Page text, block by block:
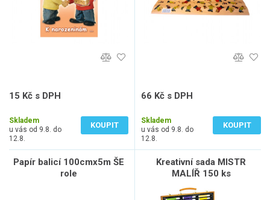
15 Kč s DPH
Skladem
u vás od 9.8. do
12.8.
KOUPIT
66 Kč s DPH
Skladem
u vás od 9.8. do
12.8.
KOUPIT
Papír balicí 100cmx5m ŠE
role
Kreativní sada MISTR
MALÍŘ 150 ks